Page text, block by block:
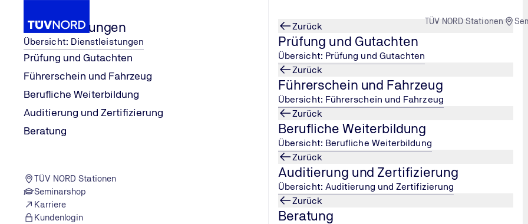
TÜV NORD Stationen
Dienstleistungen
Übersicht: Dienstleistungen
Prüfung und Gutachten
Führerschein und Fahrzeug
Berufliche Weiterbildung
Auditierung und Zertifizierung
Beratung
TÜV NORD Stationen
Seminarshop
Karriere
Kundenlogin
Zurück
Prüfung und Gutachten
Übersicht: Prüfung und Gutachten
Zurück
Führerschein und Fahrzeug
Übersicht: Führerschein und Fahrzeug
Zurück
Berufliche Weiterbildung
Übersicht: Berufliche Weiterbildung
Zurück
Auditierung und Zertifizierung
Übersicht: Auditierung und Zertifizierung
Zurück
Beratung
Home
Verkehrspsychologische Angebot... Eignungsuntersuchung für Betri...
ebsbeamte